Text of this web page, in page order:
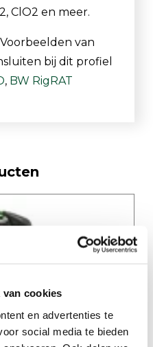
van cookies
en advertenties te
social media te bieden
ClO2 en meer.
van
bij dit profiel
, BW RigRAT